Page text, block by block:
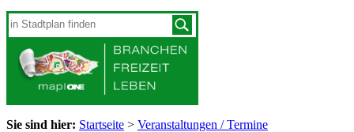
Sie sind hier: Startseite > Veranstaltungen / Termine